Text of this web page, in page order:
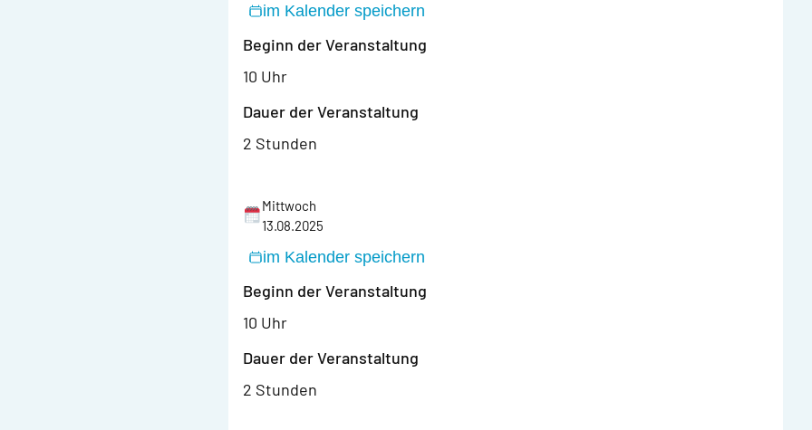
im Kalender speichern
Beginn der Veranstaltung
10 Uhr
Dauer der Veranstaltung
2 Stunden
Mittwoch
13.08.2025
im Kalender speichern
Beginn der Veranstaltung
10 Uhr
Dauer der Veranstaltung
2 Stunden